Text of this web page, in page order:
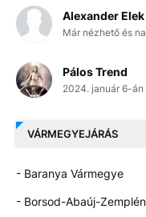
Alexander Elek
Már nézhető és
Pálos Trend
2024. január 6-án
VÁRMEGYEJÁRÁS
- Baranya Vármegye
- Borsod-Abaúj-